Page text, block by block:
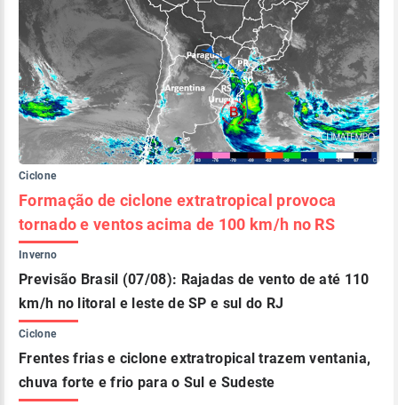
Ciclone
Formação de ciclone extratropical provoca
tornado e ventos acima de 100 km/h no RS
Inverno
Previsão Brasil (07/08): Rajadas de vento de até 110
km/h no litoral e leste de SP e sul do RJ
Ciclone
Frentes frias e ciclone extratropical trazem ventania,
chuva forte e frio para o Sul e Sudeste